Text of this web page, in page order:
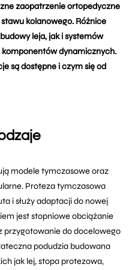
zaopatrzenie ortopedyczne
kolanowego. Różnice
leja, jak i systemów
dynamicznych.
są dostępne i czym się od
modele tymczasowe oraz
Proteza tymczasowa
i służy adaptacji do nowej
jest stopniowe obciążanie
przygotowanie do docelowego
podudzia budowana
jak lej, stopa protezowa,